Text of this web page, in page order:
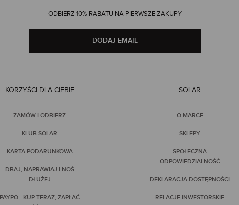
ODBIERZ 10% RABATU NA PIERWSZE ZAKUPY
DODAJ EMAIL
KORZYŚCI DLA CIEBIE
ZAMÓW I ODBIERZ
KLUB SOLAR
KARTA PODARUNKOWA
DBAJ, NAPRAWIAJ I NOŚ
DŁUŻEJ
PAYPO - KUP TERAZ, ZAPŁAĆ
SOLAR
O MARCE
SKLEPY
SPOŁECZNA
ODPOWIEDZIALNOŚĆ
DEKLARACJA DOSTĘPNOŚCI
RELACJE INWESTORSKIE